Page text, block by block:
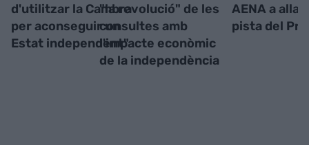
d'utilitzar la Cambra
per aconseguir un
Estat independent"
"la revolució" de les
consultes amb
l'impacte econòmic
de la independència
AENA a
pista del